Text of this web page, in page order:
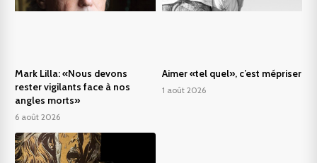
Mark Lilla: «Nous devons
rester vigilants face à nos
angles morts»
6 août 2026
Aimer «tel quel», c’est mépriser
1 août 2026